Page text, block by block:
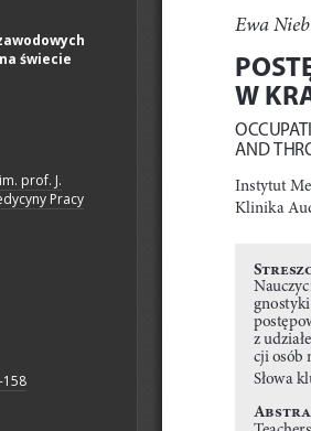
świecie
prof. J.
Pracy
158